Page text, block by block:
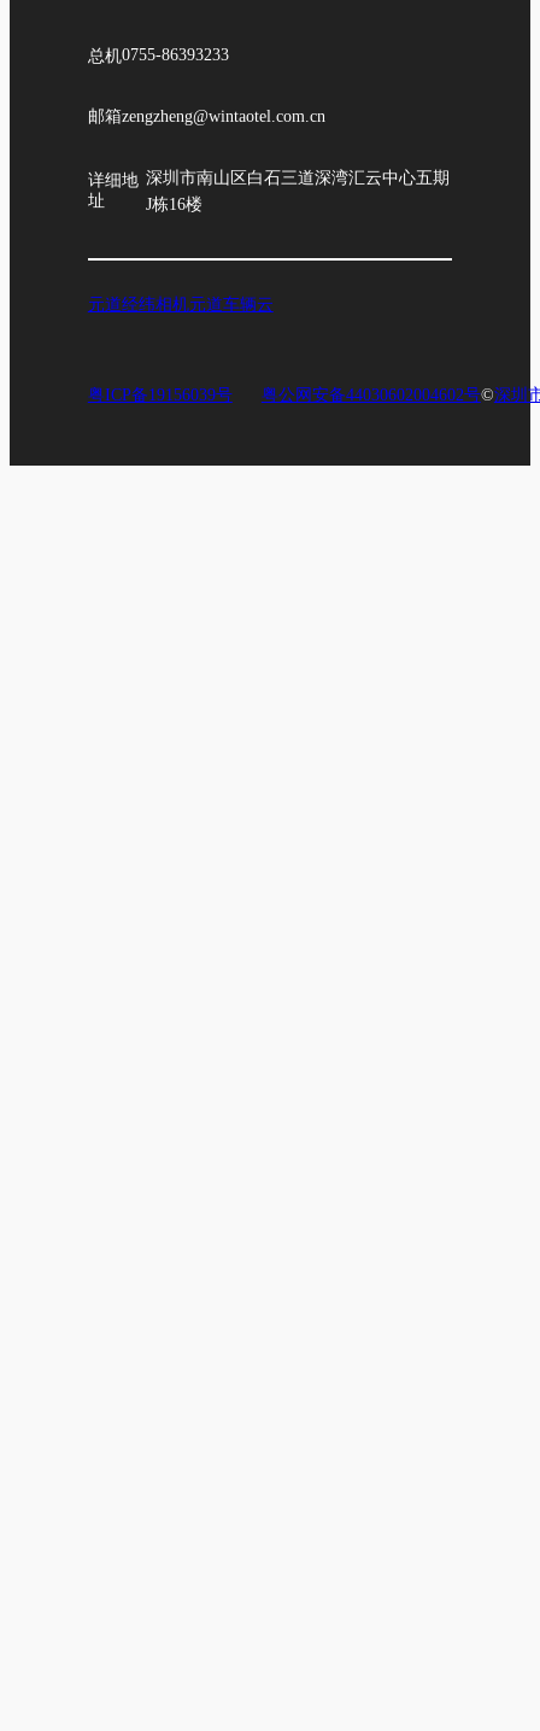
总机0755-86393233
邮箱zengzheng@wintaotel.com.cn
详细地
址
深圳市南山区白石三道深湾汇云中心五期
J栋16楼
元道经纬相机元道车辆云
粤ICP备19156039号 粤公网安备44030602004602号©深圳